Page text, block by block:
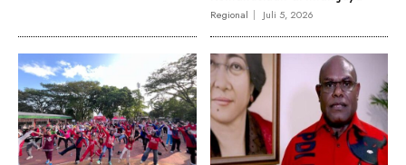
Regional Juli 5, 2026